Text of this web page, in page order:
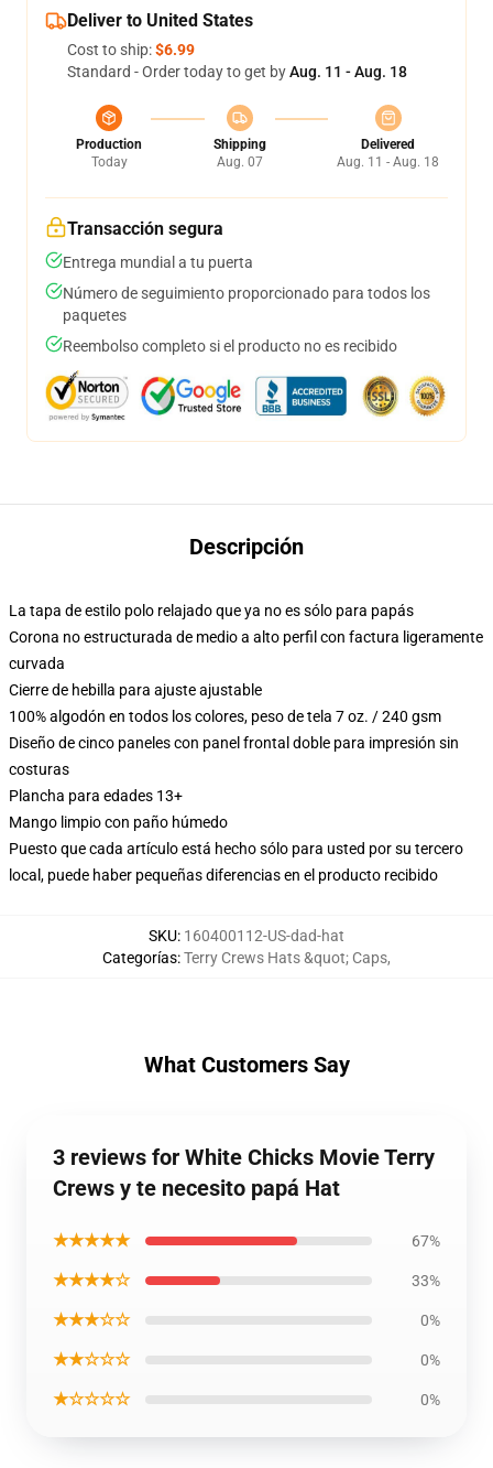
Deliver to United States
Cost to ship:$6.99
Standard - Order today to get byAug. 11 - Aug. 18
Production
Today
Shipping
Aug. 07
Delivered
Aug. 11 - Aug. 18
Transacción segura
Entrega mundial a tu puerta
Número de seguimiento proporcionado para todos los
paquetes
Reembolso completo si el producto no es recibido
Descripción
La tapa de estilo polo relajado que ya no es sólo para papás
Corona no estructurada de medio a alto perfil con factura ligeramente
curvada
Cierre de hebilla para ajuste ajustable
100% algodón en todos los colores, peso de tela 7 oz. / 240 gsm
Diseño de cinco paneles con panel frontal doble para impresión sin
costuras
Plancha para edades 13+
Mango limpio con paño húmedo
Puesto que cada artículo está hecho sólo para usted por su tercero
local, puede haber pequeñas diferencias en el producto recibido
SKU: 160400112-US-dad-hat
Categorías:Terry Crews Hats &quot; Caps,
What Customers Say
3 reviews for White Chicks Movie Terry
Crews y te necesito papá Hat
★★★★★ 67%
★★★★☆ 33%
★★★☆☆ 0%
★★☆☆☆ 0%
★☆☆☆☆ 0%